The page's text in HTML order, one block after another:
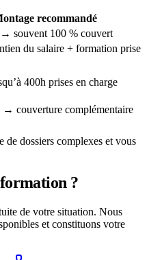
recommandé
souvent 100 % couvert
du salaire + formation prise
400h prises en charge
couverture complémentaire
de dossiers complexes et vous
?
de votre situation. Nous
et constituons votre